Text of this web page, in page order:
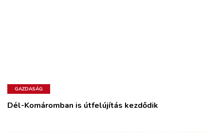
GAZDASÁG
Dél-Komáromban is útfelújítás kezdődik